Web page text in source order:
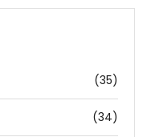
(35)
(34)